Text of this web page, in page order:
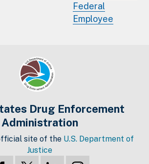
Federal
Employee
Drug Enforcement
Administration
site of the U.S. Department of
Justice